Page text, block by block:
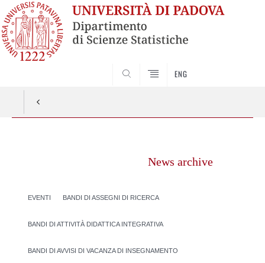
ENG
News archive
EVENTI BANDI DI ASSEGNI DI RICERCA
BANDI DI ATTIVITÀ DIDATTICA INTEGRATIVA
BANDI DI AVVISI DI VACANZA DI INSEGNAMENTO